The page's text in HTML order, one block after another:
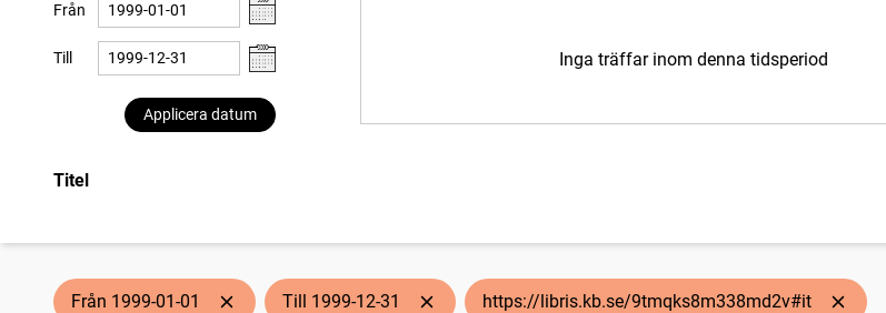
Från
Till
Applicera datum
Inga träffar inom denna tidsperiod
Titel
Från 1999-01-01 Till 1999-12-31 https://libris.kb.se/9tmqks8m338md2v#it